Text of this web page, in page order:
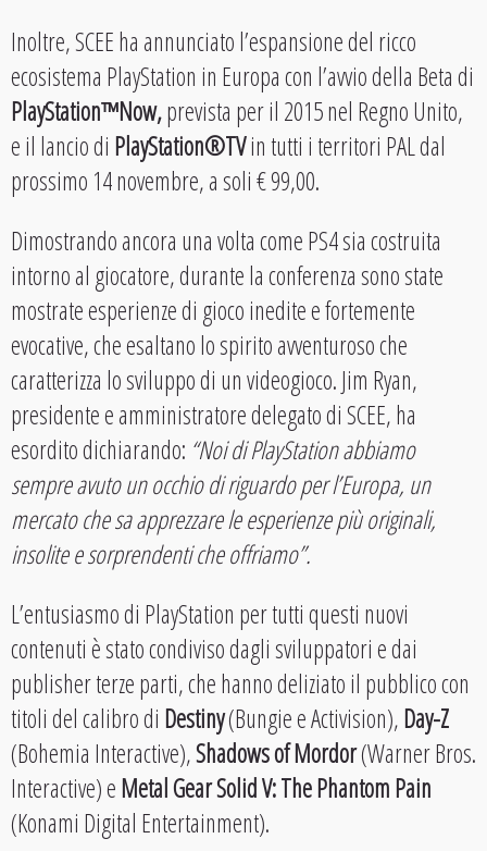
Inoltre, SCEE ha annunciato l’espansione del ricco
ecosistema PlayStation in Europa con l’avvio della Beta di
PlayStation™Now,prevista per il 2015 nel Regno Unito,
e il lancio di PlayStation®TVin tutti i territori PAL dal
prossimo 14 novembre, a soli € 99,00.
Dimostrando ancora una volta come PS4 sia costruita
intorno al giocatore, durante la conferenza sono state
mostrate esperienze di gioco inedite e fortemente
evocative, che esaltano lo spirito avventuroso che
caratterizza lo sviluppo di un videogioco. Jim Ryan,
presidente e amministratore delegato di SCEE, ha
esordito dichiarando: “Noi di PlayStation abbiamo
sempre avuto un occhio di riguardo per l’Europa, un
mercato che sa apprezzare le esperienze più originali,
insolite e sorprendenti che offriamo”.
L’entusiasmo di PlayStation per tutti questi nuovi
contenuti è stato condiviso dagli sviluppatori e dai
publisher terze parti, che hanno deliziato il pubblico con
titoli del calibro di Destiny(Bungie e Activision),Day-Z
(Bohemia Interactive),Shadows of Mordor(Warner Bros.
Interactive) eMetal Gear Solid V: The Phantom Pain
(Konami Digital Entertainment).